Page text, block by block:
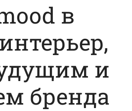
в
и
бренда